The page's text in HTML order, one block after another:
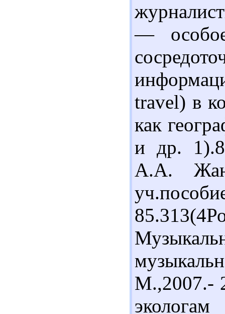
—
travel) в
как
и др.
А.А.
М.,2007.-